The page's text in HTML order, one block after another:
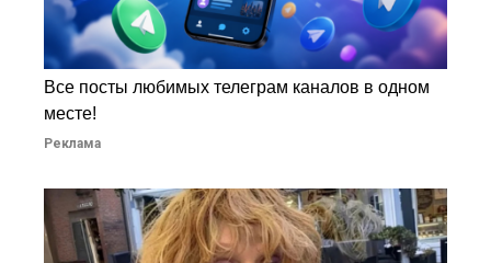
Все посты любимых телеграм каналов в одном
месте!
Реклама